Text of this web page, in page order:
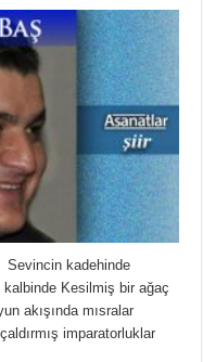
kadehinde
kalbinde Kesilmiş bir ağaç
akışında mısralar
imparatorluklar